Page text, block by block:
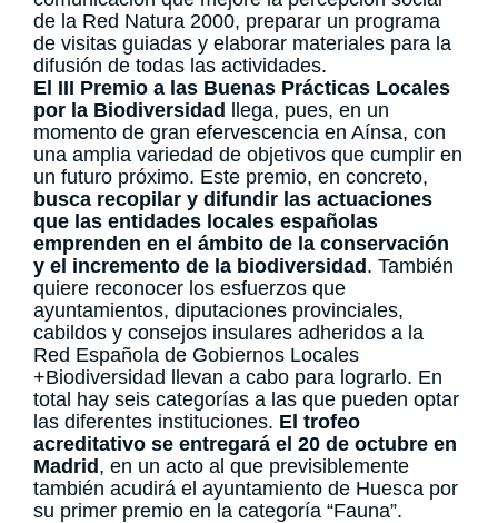
de la Red Natura 2000, preparar un programa
de visitas guiadas y elaborar materiales para la
difusión de todas las actividades.
El III Premio a las Buenas Prácticas Locales
por la Biodiversidad llega, pues, en un
momento de gran efervescencia en Aínsa, con
una amplia variedad de objetivos que cumplir en
un futuro próximo. Este premio, en concreto,
busca recopilar y difundir las actuaciones
que las entidades locales españolas
emprenden en el ámbito de la conservación
y el incremento de la biodiversidad. También
quiere reconocer los esfuerzos que
ayuntamientos, diputaciones provinciales,
cabildos y consejos insulares adheridos a la
Red Española de Gobiernos Locales
+Biodiversidad llevan a cabo para lograrlo. En
total hay seis categorías a las que pueden optar
las diferentes instituciones. El trofeo
acreditativo se entregará el 20 de octubre en
Madrid, en un acto al que previsiblemente
también acudirá el ayuntamiento de Huesca por
su primer premio en la categoría “Fauna”.